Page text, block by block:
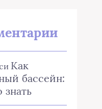
Как
бассейн:
знать